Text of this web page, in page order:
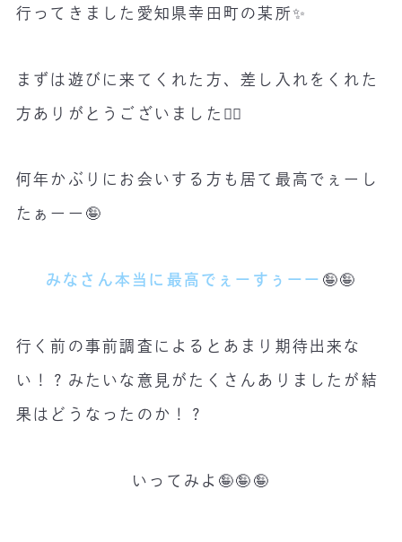
行ってきました愛知県幸田町の某所✨
まずは遊びに来てくれた方、差し入れをくれた
方ありがとうございました🙇‍♂️
何年かぶりにお会いする方も居て最高でぇーし
たぁーー🤪
みなさん本当に最高でぇーすぅーー 🤪🤪
行く前の事前調査によるとあまり期待出来な
い！？みたいな意見がたくさんありましたが結
果はどうなったのか！？
いってみよ🤪🤪🤪